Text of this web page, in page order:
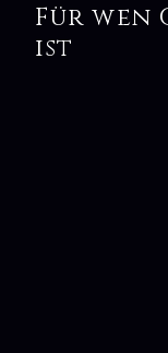
Für wen
ist